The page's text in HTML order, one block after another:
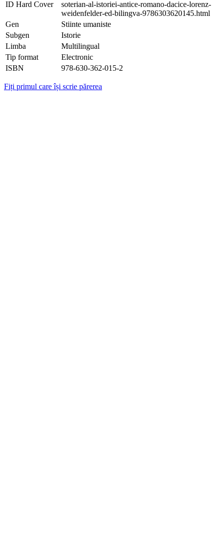
ID Hard Cover
soterian-al-istoriei-antice-romano-dacice-lorenz-
weidenfelder-ed-bilingva-9786303620145.html
Gen
Stiinte umaniste
Subgen
Istorie
Limba
Multilingual
Tip format
Electronic
ISBN
978-630-362-015-2
Fiți primul care își scrie părerea